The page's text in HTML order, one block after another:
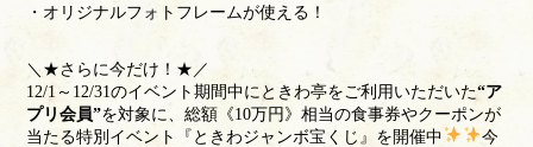
・オリジナルフォトフレームが使える！
＼★さらに今だけ！★／
12/1～12/31のイベント期間中にときわ亭をご利用いただいた“ア
プリ会員”を対象に、総額《10万円》相当の食事券やクーポンが
当たる特別イベント
『ときわジャンボ宝くじ』 を開催中
今